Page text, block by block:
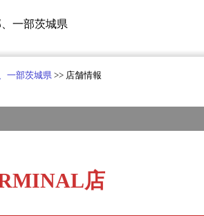
一部茨城県
一部茨城県 >> 店舗情報
店